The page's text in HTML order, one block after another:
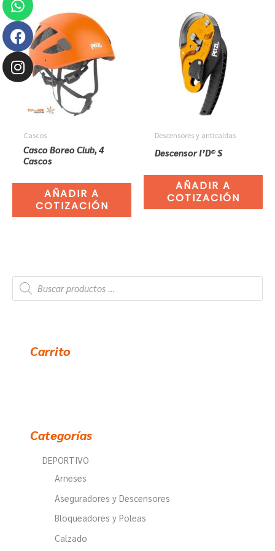
B
Carrito
Categorías
DEPORTIVO
Arneses
Aseguradores y Descensores
Bloqueadores y Poleas
Calzado
Cascos
Casco Boreo Club, 4
Cascos
AÑADIR A
COTIZACIÓN
Descensores y anticaídas
Descensor I’D® S
AÑADIR A
COTIZACIÓN